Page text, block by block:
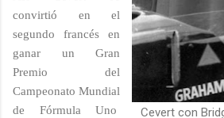
Cevert con
convirtió en el
segundo francés en
ganar un Gran
Premio del
Campeonato Mundial
de Fórmula Uno